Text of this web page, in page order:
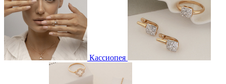
Кассиопея